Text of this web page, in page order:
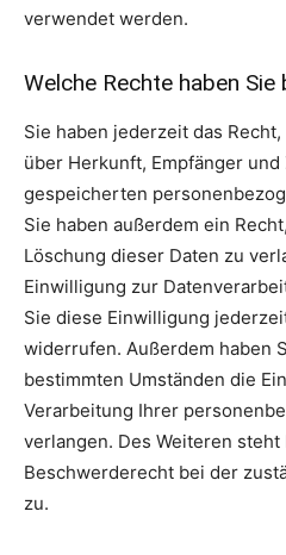
verwendet werden.
Welche Rechte haben
Sie haben jederzeit das
über Herkunft, Empfänger
gespeicherten
Sie haben außerdem ein
Löschung dieser Daten zu
Einwilligung zur
Sie diese Einwilligung
widerrufen. Außerdem haben
bestimmten Umständen die
Verarbeitung Ihrer
verlangen. Des Weiteren steht
Beschwerderecht bei der
zu.